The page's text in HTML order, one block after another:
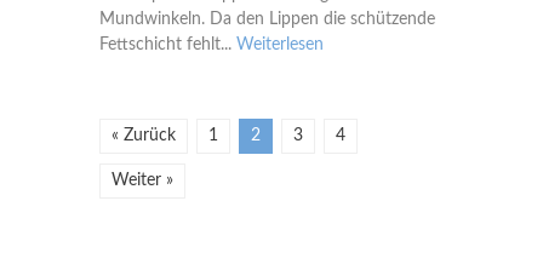
Mundwinkeln. Da den Lippen die schützende
Fettschicht fehlt... Weiterlesen
« Zurück 1 2 3 4
Weiter »